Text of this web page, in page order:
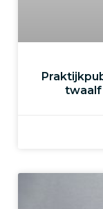
twaalf